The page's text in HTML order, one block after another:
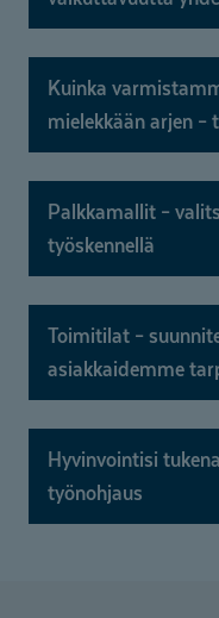
Kuinka
mielekkään arjen –
Palkkamallit –
työskennellä
Toimitilat –
asiakkaidemme
Hyvinvointisi
työnohjaus